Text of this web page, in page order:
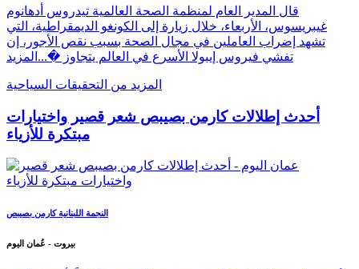
قال المدير العام لمنظمة الصحة العالمية تيدروس أدهانوم
غيبريسوس، الأربعاء، خلال زيارة إلى الكونغو الديمقراطية، التي
تشهد إضراب العاملين في مجال الصحة بسبب نقص الأجور، إن
تفشي فيروس إيبولا الأسرع في العالم يتجاوز �... المزيد
المزيد من التحقيقات السياحية
أحدث إطلالات كارمن بصيبص شعر قصير واختيارات
مبتكرة للأزياء
النجمة اللبنانية كارمن بصيبص
بيروت - عُمان اليوم